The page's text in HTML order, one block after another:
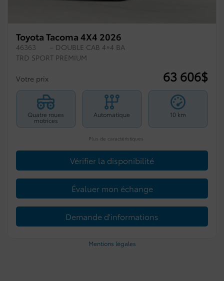
Toyota Tacoma 4X4 2026
46363
– DOUBLE CAB 4×4 BA
TRD SPORT PREMIUM
Votre prix 63 606$
Quatre roues
motrices
Automatique 10 km
Plus de caractéristiques
Vérifier la disponibilité
Évaluer mon échange
Demande d'informations
Mentions légales